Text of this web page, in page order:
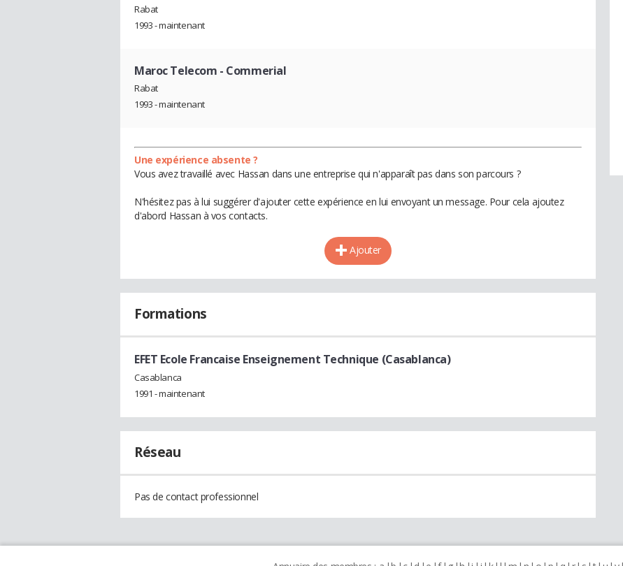
Rabat
1993 - maintenant
Maroc Telecom - Commerial
Rabat
1993 - maintenant
Une expérience absente ?
Vous avez travaillé avec Hassan dans une entreprise qui n'apparaît pas dans son parcours ?
N'hésitez pas à lui suggérer d'ajouter cette expérience en lui envoyant un message. Pour cela ajoutez
d'abord Hassan à vos contacts.
Ajouter
Formations
EFET Ecole Francaise Enseignement Technique (Casablanca)
Casablanca
1991 - maintenant
Réseau
Pas de contact professionnel